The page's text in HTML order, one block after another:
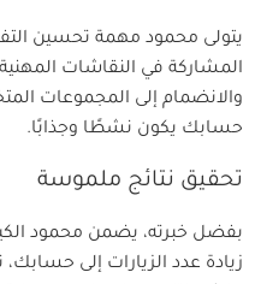
يتولى محمود مهمة تحسين
المشاركة في النقاشات
والانضمام إلى المجموعات
حسابك يكون نشطًا وجذابًا.
تحقيق نتائج ملموسة
بفضل خبرته، يضمن محمود
زيادة عدد الزيارات إلى